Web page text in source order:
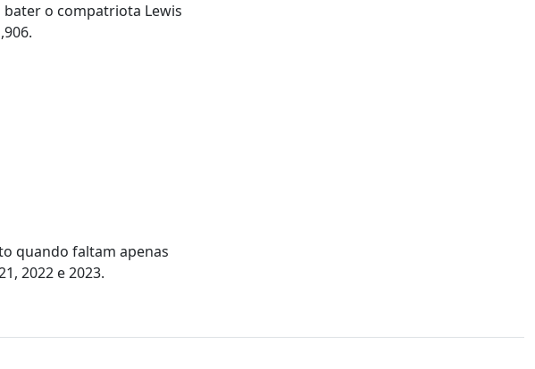
o compatriota Lewis
quando faltam apenas
2022 e 2023.